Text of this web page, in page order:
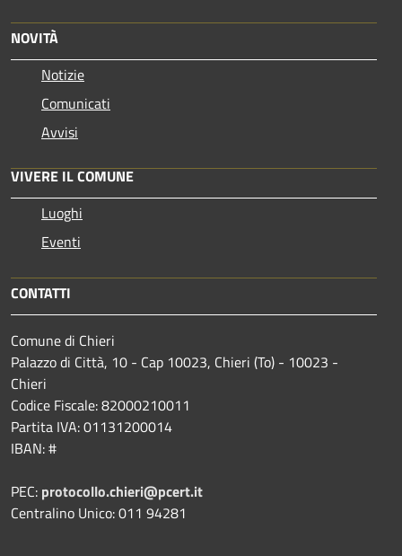
NOVITÀ
Notizie
Comunicati
Avvisi
VIVERE IL COMUNE
Luoghi
Eventi
CONTATTI
Comune di Chieri
Palazzo di Città, 10 - Cap 10023, Chieri (To) - 10023 -
Chieri
Codice Fiscale: 82000210011
Partita IVA: 01131200014
IBAN: #
PEC: protocollo.chieri@pcert.it
Centralino Unico: 011 94281